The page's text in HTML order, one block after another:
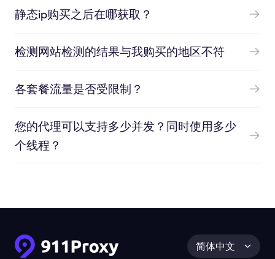
静态ip购买之后在哪获取？
检测网站检测的结果与我购买的地区不符
各套餐流量是否受限制？
您的代理可以支持多少并发？同时使用多少
个线程？
简体中文